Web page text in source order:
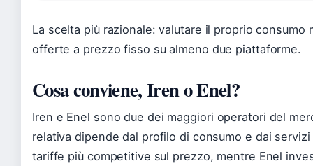
La scelta più razionale: valutare il proprio
offerte a prezzo fisso su almeno due piattaforme.
Cosa conviene, Iren o Enel?
Iren e Enel sono due dei maggiori operatori del
relativa dipende dal profilo di consumo e dai
tariffe più competitive sul prezzo, mentre Enel